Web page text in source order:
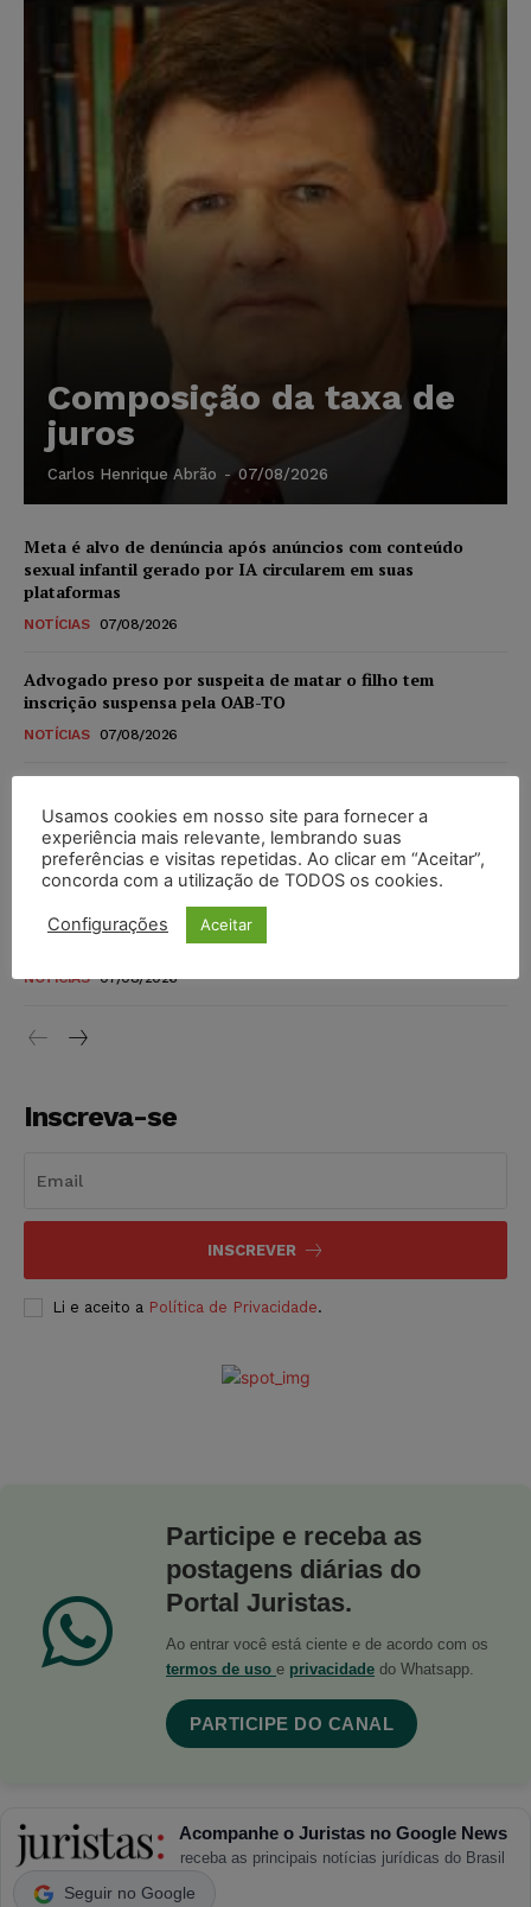
Composição da taxa de
juros
Carlos Henrique Abrão - 07/08/2026
Meta é alvo de denúncia após anúncios com conteúdo
sexual infantil gerado por IA circularem em suas
plataformas
NOTÍCIAS 07/08/2026
Advogado preso por suspeita de matar o filho tem
inscrição suspensa pela OAB-TO
NOTÍCIAS 07/08/2026
novos para pessoas com deficiência e autistas de todos os
níveis
DIREITO TRIBUTÁRIO 07/08/2026
Justiça do Trabalho mantém justa causa de empregado que
vendia canetas emagrecedoras no local de trabalho
NOTÍCIAS 07/08/2026
Inscreva-se
INSCREVER
Li e aceito a Política de Privacidade.
Participe e receba as
postagens diárias do
Portal Juristas.
Ao entrar você está ciente e de acordo com os
termos de uso e privacidade do Whatsapp.
PARTICIPE DO CANAL
Acompanhe o Juristas no Google News
receba as principais notícias jurídicas do Brasil
Seguir no Google
Usamos cookies em nosso site para fornecer a
experiência mais relevante, lembrando suas
preferências e visitas repetidas. Ao clicar em “Aceitar”,
concorda com a utilização de TODOS os cookies.
Configurações Aceitar